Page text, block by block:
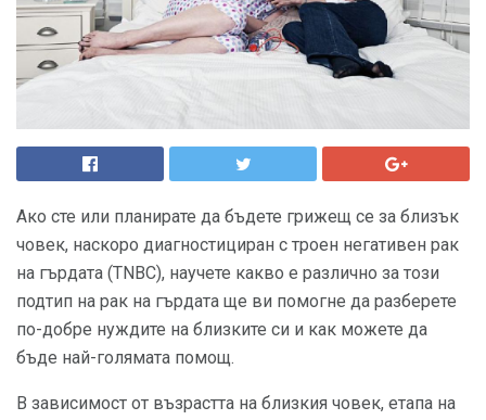
Ако сте или планирате да бъдете грижещ се за близък
човек, наскоро диагностициран с троен негативен рак
на гърдата (TNBC), научете какво е различно за този
подтип на рак на гърдата ще ви помогне да разберете
по-добре нуждите на близките си и как можете да
бъде най-голямата помощ.
В зависимост от възрастта на близкия човек, етапа на